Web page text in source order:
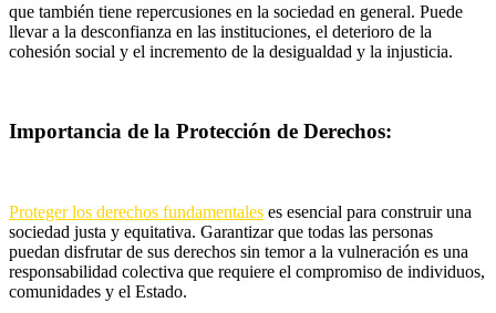
que también tiene repercusiones en la sociedad en general. Puede
llevar a la desconfianza en las instituciones, el deterioro de la
cohesión social y el incremento de la desigualdad y la injusticia.
Importancia de la Protección de Derechos:
Proteger los derechos fundamentales es esencial para construir una
sociedad justa y equitativa. Garantizar que todas las personas
puedan disfrutar de sus derechos sin temor a la vulneración es una
responsabilidad colectiva que requiere el compromiso de individuos,
comunidades y el Estado.